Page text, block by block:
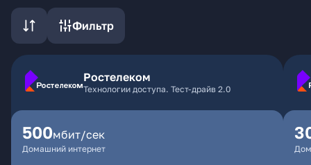
Фильтр
Ростелеком
Технологии доступа. Тест-драйв 2.0
500мбит/сек
Домашний интернет